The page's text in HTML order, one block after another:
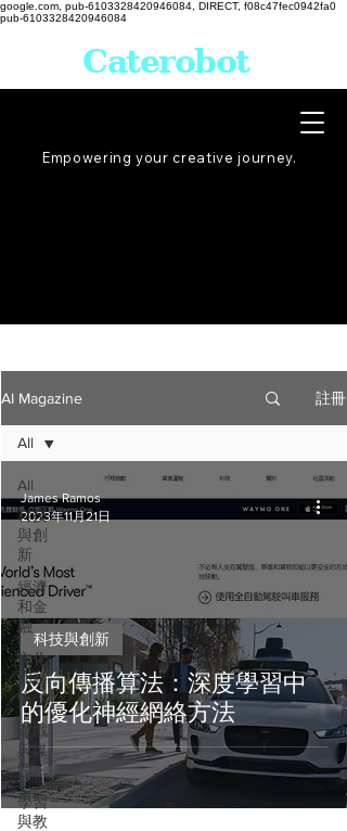
google.com, pub-6103328420946084, DIRECT, f08c47fec0942fa0
pub-6103328420946084
Empowering your creative journey.
Caterobot
AI Magazine 註冊
All
科技
與創
新
經濟
和金
融
文化
和藝
術
遊戲
與媒
體
學習
與教
All
反向傳播算法：深度學習中
的優化神經網絡方法
科技與創新
James Ramos
2023年11月21日